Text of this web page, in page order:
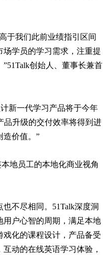
于我们此前业绩指引区间
学员的学习需求，注重提
创始人、董事长兼首
新一代学习产品将于今年
品升级的交付效率将得到进
造价值。”
地员工的本地化商业视角
不尽相同。51Talk深度洞
户心智的周期，满足本地
化的课程设计，产品备受
动的在线英语学习体验，